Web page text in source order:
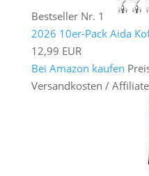
Bestseller Nr. 1
2026 10er-Pack Aida
12,99 EUR
Bei Amazon kaufen
Versandkosten /